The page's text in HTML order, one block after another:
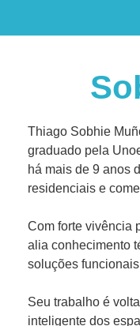
Thiago Sobhie
graduado pela
há mais de 9 anos
residenciais e
Com forte vivência
alia conhecimento
soluções
Seu trabalho é
inteligente dos